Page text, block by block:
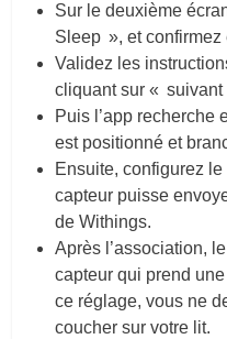
Sur le deuxième
Sleep », et confirmez
Validez les
cliquant sur « suivant
Puis l’app recherche
est positionné et
Ensuite, configurez
capteur puisse
de Withings.
Après l’association,
capteur qui prend
ce réglage, vous ne
coucher sur votre lit.